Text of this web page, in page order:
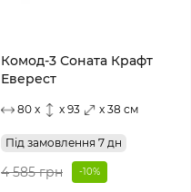
Комод-3 Соната Крафт
Еверест
80 x x 93 x 38 см
Під замовлення 7 дн
4 585 грн -10%